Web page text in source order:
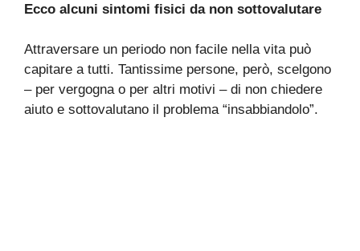
Ecco alcuni sintomi fisici da non sottovalutare
Attraversare un periodo non facile nella vita può
capitare a tutti. Tantissime persone, però, scelgono
– per vergogna o per altri motivi – di non chiedere
aiuto e sottovalutano il problema “insabbiandolo”.